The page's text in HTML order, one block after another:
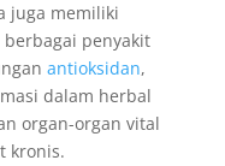
juga memiliki
penyakit
antioksidan,
dalam herbal
organ-organ vital
kronis.